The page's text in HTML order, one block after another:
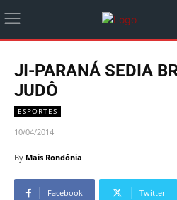
JI-PARANÁ SEDIA
JUDÔ
ESPORTES
10/04/2014
By Mais Rondônia
Facebook Twitter